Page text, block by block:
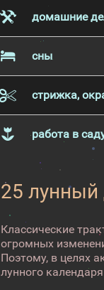
домашние
сны
стрижка,
работа в
25 лунный
Классические
огромных
Поэтому, в целях
лунного